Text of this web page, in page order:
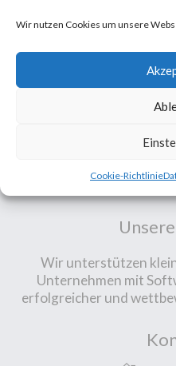
Wir nutzen Cookies um unsere
Cookie-Richtlinie
Wir unterstützen
Unternehmen mit
erfolgreicher und